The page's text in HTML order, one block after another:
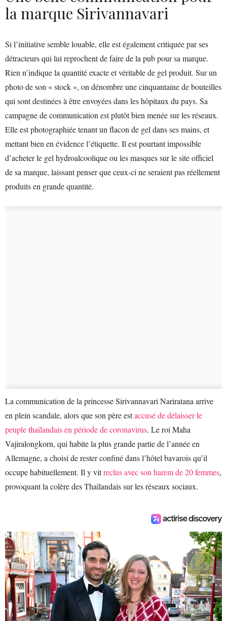
la marque Sirivannavari
Si l’initiative semble louable, elle est également critiquée par ses
détracteurs qui lui reprochent de faire de la pub pour sa marque.
Rien n’indique la quantité exacte et véritable de gel produit. Sur un
photo de son « stock », on dénombre une cinquantaine de bouteilles
qui sont destinées à être envoyées dans les hôpitaux du pays. Sa
campagne de communication est plutôt bien menée sur les réseaux.
Elle est photographiée tenant un flacon de gel dans ses mains, et
mettant bien en évidence l’étiquette. Il est pourtant impossible
d’acheter le gel hydroalcoolique ou les masques sur le site officiel
de sa marque, laissant penser que ceux-ci ne seraient pas réellement
produits en grande quantité.
La communication de la princesse Sirivannavari Nariratana arrive
en plein scandale, alors que son père estaccusé de délaisser le
peuple thaïlandais en période de coronavirus. Le roi Maha
Vajiralongkorn, qui habite la plus grande partie de l’année en
Allemagne, a choisi de rester confiné dans l’hôtel bavarois qu’il
occupe habituellement. Il y vitreclus avec son harem de 20 femmes,
provoquant la colère des Thaïlandais sur les réseaux sociaux.